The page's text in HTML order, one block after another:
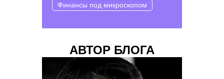
Финансы под микроскопом
АВТОР БЛОГА